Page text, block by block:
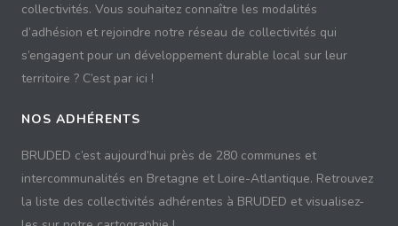
collectivités. Vous souhaitez connaître les modalités
d’adhésion et rejoindre notre réseau de collectivités qui
s’engagent pour un développement durable local sur leur
territoire ? C’est par ici !
NOS ADHÉRENTS
BRUDED c’est aujourd’hui près de 280 communes et
intercommunalités en Bretagne et Loire-Atlantique. Retrouvez
la liste des collectivités adhérentes à BRUDED et visualisez-